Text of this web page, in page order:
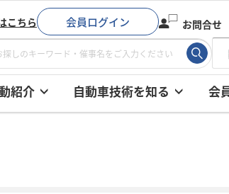
こちら 会員ログイン お問合せ
紹介 自動車技術を知る 会